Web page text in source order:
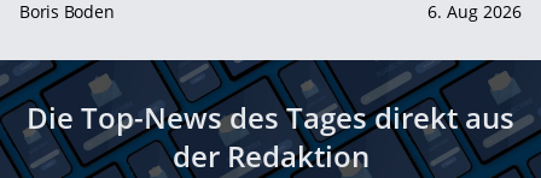
Boris Boden 6. Aug 2026
Die Top-News des Tages direkt aus
der Redaktion